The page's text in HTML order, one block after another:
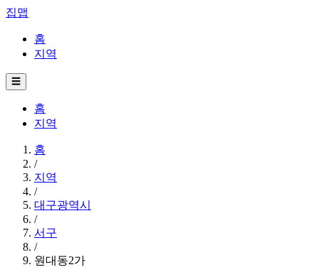
집맵
홈
지역
☰
홈
지역
홈
/
지역
/
대구광역시
/
서구
/
원대동2가